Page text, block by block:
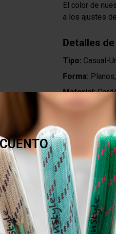
El color de
a los ajustes
Detalles
Tipo: Casual-
Forma:
Material: